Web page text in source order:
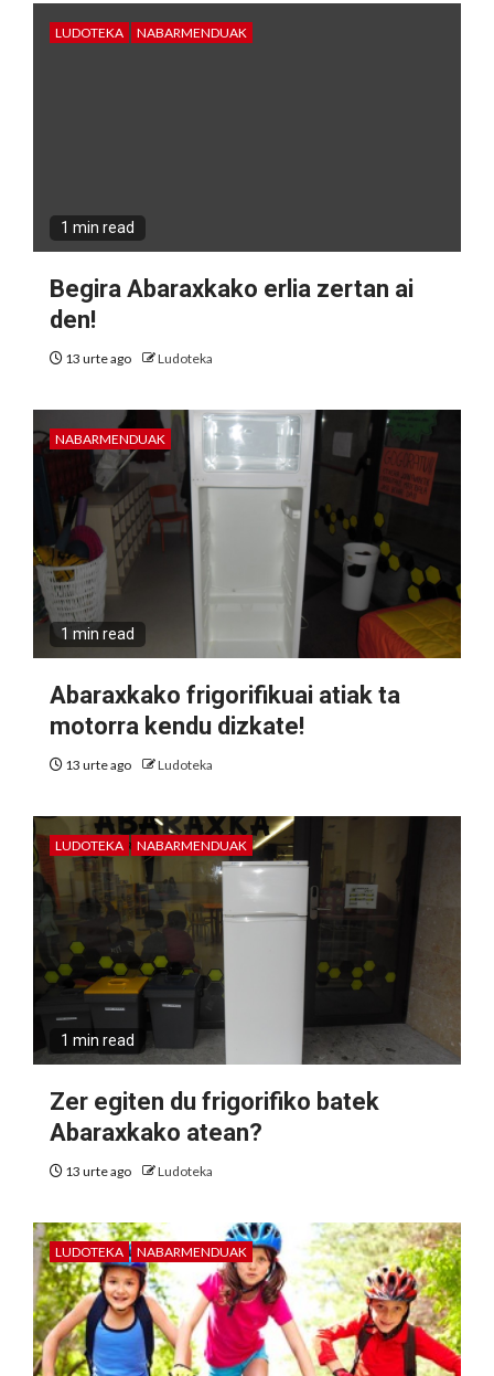
LUDOTEKA NABARMENDUAK
1 min read
Begira Abaraxkako erlia zertan ai
den!
13 urte ago Ludoteka
NABARMENDUAK
1 min read
Abaraxkako frigorifikuai atiak ta
motorra kendu dizkate!
13 urte ago Ludoteka
LUDOTEKA NABARMENDUAK
1 min read
Zer egiten du frigorifiko batek
Abaraxkako atean?
13 urte ago Ludoteka
LUDOTEKA NABARMENDUAK